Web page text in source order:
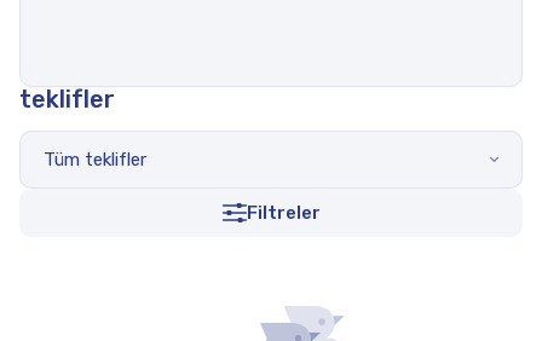
teklifler
Tüm teklifler
Filtreler